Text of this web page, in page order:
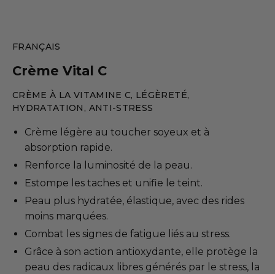
FRANÇAIS
Crème Vital C
CRÈME À LA VITAMINE C, LÉGÈRETÉ,
HYDRATATION, ANTI-STRESS
Crème légère au toucher soyeux et à
absorption rapide.
Renforce la luminosité de la peau.
Estompe les taches et unifie le teint.
Peau plus hydratée, élastique, avec des rides
moins marquées.
Combat les signes de fatigue liés au stress.
Grâce à son action antioxydante, elle protège la
peau des radicaux libres générés par le stress, la